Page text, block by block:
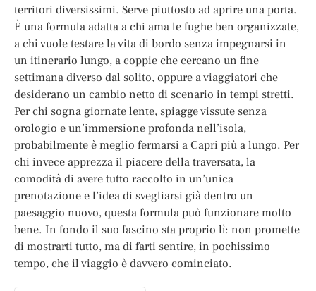
territori diversissimi. Serve piuttosto ad aprire una porta.
È una formula adatta a chi ama le fughe ben organizzate,
a chi vuole testare la vita di bordo senza impegnarsi in
un itinerario lungo, a coppie che cercano un fine
settimana diverso dal solito, oppure a viaggiatori che
desiderano un cambio netto di scenario in tempi stretti.
Per chi sogna giornate lente, spiagge vissute senza
orologio e un’immersione profonda nell’isola,
probabilmente è meglio fermarsi a Capri più a lungo. Per
chi invece apprezza il piacere della traversata, la
comodità di avere tutto raccolto in un’unica
prenotazione e l’idea di svegliarsi già dentro un
paesaggio nuovo, questa formula può funzionare molto
bene. In fondo il suo fascino sta proprio lì: non promette
di mostrarti tutto, ma di farti sentire, in pochissimo
tempo, che il viaggio è davvero cominciato.